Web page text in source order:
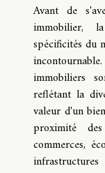
Avant de
immobilier,
spécificités du
immobiliers
reflétant la
valeur d'un
proximité
commerces,